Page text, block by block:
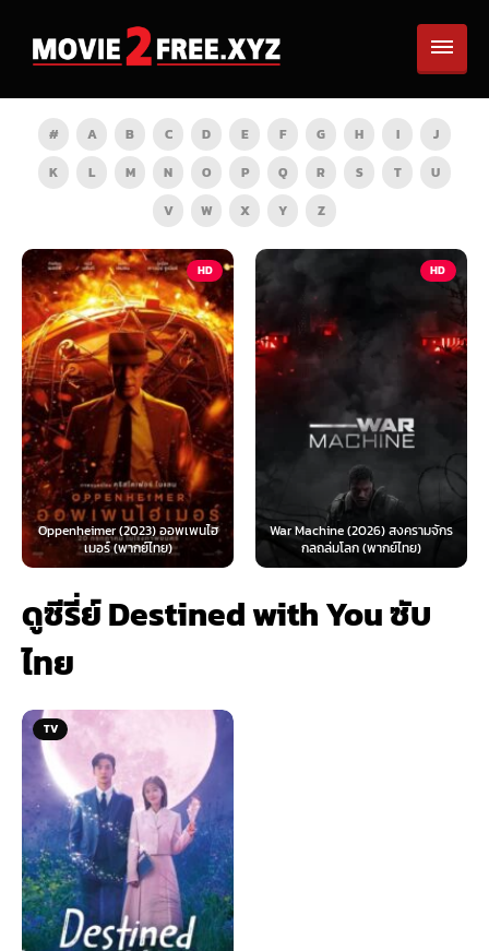
# A B C D E F G H I
J
K
L M N O P Q R S T
U
V
W X Y Z
HD
(2023) ออพเพนไฮ
(พากย์ไทย)
War Machine (2026) สงครามจักร
กลถล่มโลก (พากย์ไทย)
Looney Tunes
ดูซีรี่ย์ Destined with You ซับ
ไทย
TV